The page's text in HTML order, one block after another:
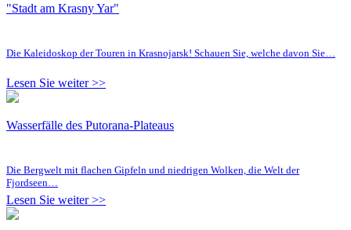
"Stadt am Krasny Yar"
Die Kaleidoskop der Touren in Krasnojarsk! Schauen Sie, welche davon Sie…
Lesen Sie weiter >>
Wasserfälle des Putorana-Plateaus
Die Bergwelt mit flachen Gipfeln und niedrigen Wolken, die Welt der
Fjordseen…
Lesen Sie weiter >>